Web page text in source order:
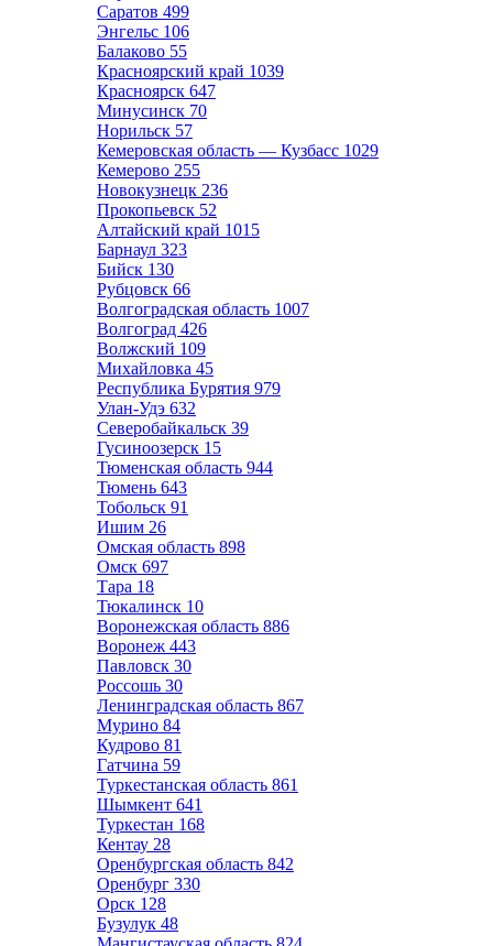
Саратов 499
Энгельс 106
Балаково 55
Красноярский край 1039
Красноярск 647
Минусинск 70
Норильск 57
Кемеровская область — Кузбасс 1029
Кемерово 255
Новокузнецк 236
Прокопьевск 52
Алтайский край 1015
Барнаул 323
Бийск 130
Рубцовск 66
Волгоградская область 1007
Волгоград 426
Волжский 109
Михайловка 45
Республика Бурятия 979
Улан-Удэ 632
Северобайкальск 39
Гусиноозерск 15
Тюменская область 944
Тюмень 643
Тобольск 91
Ишим 26
Омская область 898
Омск 697
Тара 18
Тюкалинск 10
Воронежская область 886
Воронеж 443
Павловск 30
Россошь 30
Ленинградская область 867
Мурино 84
Кудрово 81
Гатчина 59
Туркестанская область 861
Шымкент 641
Туркестан 168
Кентау 28
Оренбургская область 842
Оренбург 330
Орск 128
Бузулук 48